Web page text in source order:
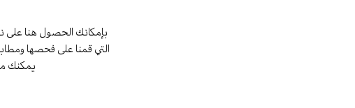
بإمكانك الحصول هنا على
التي قمنا على فحصها
يمكنك